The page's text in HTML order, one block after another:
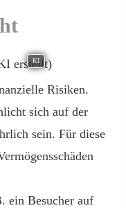
KI
Risiken.
sich auf der
sein. Für diese
ein Besucher auf